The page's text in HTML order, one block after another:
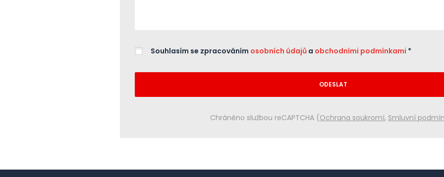
Souhlasím se zpracováním osobních údajů a obchodními podmínkami *
ODESLAT
Chráněno službou reCAPTCHA (Ochrana soukromí, Smluvní